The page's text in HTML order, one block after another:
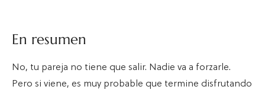
En resumen
No, tu pareja no tiene que salir. Nadie va a forzarle.
Pero si viene, es muy probable que termine disfrutando